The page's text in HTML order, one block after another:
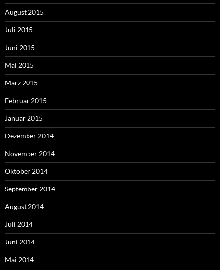
August 2015
Juli 2015
Juni 2015
Mai 2015
März 2015
Februar 2015
Januar 2015
Dezember 2014
November 2014
Oktober 2014
September 2014
August 2014
Juli 2014
Juni 2014
Mai 2014